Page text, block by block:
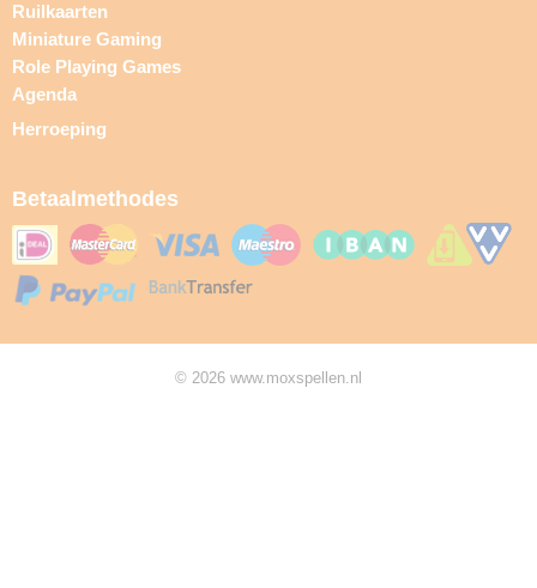
Ruilkaarten
Miniature Gaming
Role Playing Games
Agenda
Herroeping
Betaalmethodes
© 2026 www.moxspellen.nl